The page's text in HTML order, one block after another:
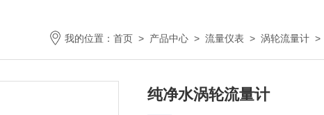
我的位置： 首页 > 产品中心 > 流量仪表 > 涡轮流量计 >
纯净水涡轮流量计